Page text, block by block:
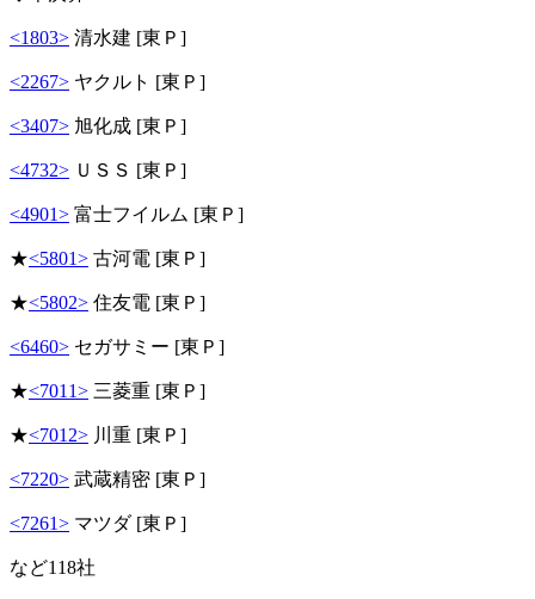
<1803> 清水建 [東Ｐ]
<2267> ヤクルト [東Ｐ]
<3407> 旭化成 [東Ｐ]
<4732> ＵＳＳ [東Ｐ]
<4901> 富士フイルム [東Ｐ]
★<5801> 古河電 [東Ｐ]
★<5802> 住友電 [東Ｐ]
<6460> セガサミー [東Ｐ]
★<7011> 三菱重 [東Ｐ]
★<7012> 川重 [東Ｐ]
<7220> 武蔵精密 [東Ｐ]
<7261> マツダ [東Ｐ]
など118社